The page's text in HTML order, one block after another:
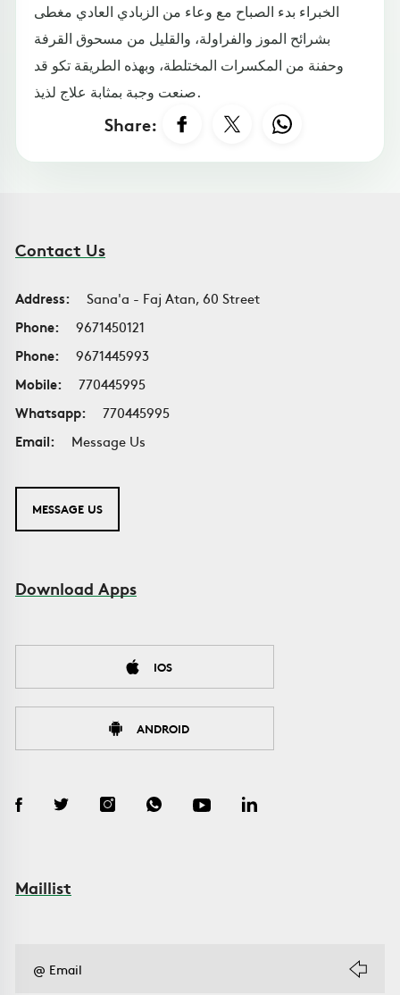
الخبراء بدء الصباح مع وعاء من الزبادي العادي مغطى
بشرائح الموز والفراولة، والقليل من مسحوق القرفة
وحفنة من المكسرات المختلطة، وبهذه الطريقة تكو قد
صنعت وجبة بمثابة علاج لذيذ.
Share:
Contact Us
Address:
Sana'a - Faj Atan, 60 Street
Phone:
9671450121
Phone:
9671445993
Mobile:
770445995
Whatsapp:
770445995
Email:
Message Us
MESSAGE US
Download Apps
IOS
ANDROID
Maillist